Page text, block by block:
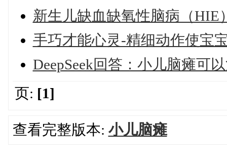
新生儿缺血缺氧性脑病（HIE
手巧才能心灵-精细动作使宝
DeepSeek回答：小儿脑瘫
页: [1]
查看完整版本: 小儿脑瘫